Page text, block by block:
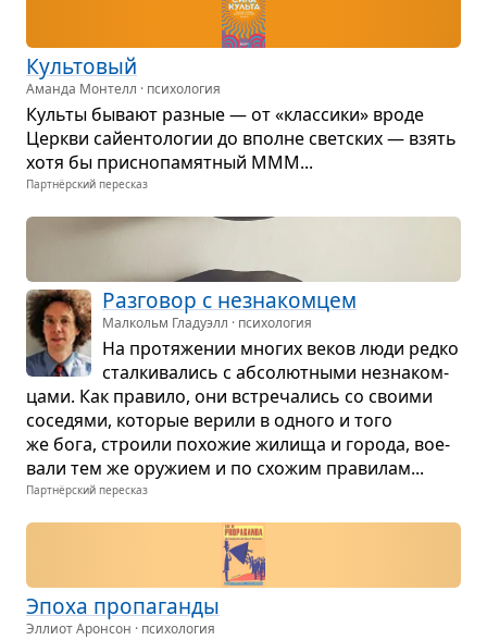
Куль­то­вый
Аманда Монтелл · психология
Культы бывают раз­ные — от «клас­сики» вроде
Цер­кви сайен­то­ло­гии до вполне свет­ских — взять
хотя бы при­с­но­па­мят­ный МММ...
Партнёрский пересказ
Раз­го­вор с незна­ком­цем
Малкольм Гладуэлл · психология
На про­тя­же­нии мно­гих веков люди редко
стал­ки­ва­лись с абсо­лют­ными незна­ком­
цами. Как пра­вило, они встре­ча­лись со сво­ими
сосе­дями, кото­рые верили в одного и того
же бога, стро­или похо­жие жилища и города, вое­
вали тем же ору­жием и по схо­жим пра­ви­лам...
Партнёрский пересказ
Эпоха про­па­ганды
Эллиот Аронсон · психология